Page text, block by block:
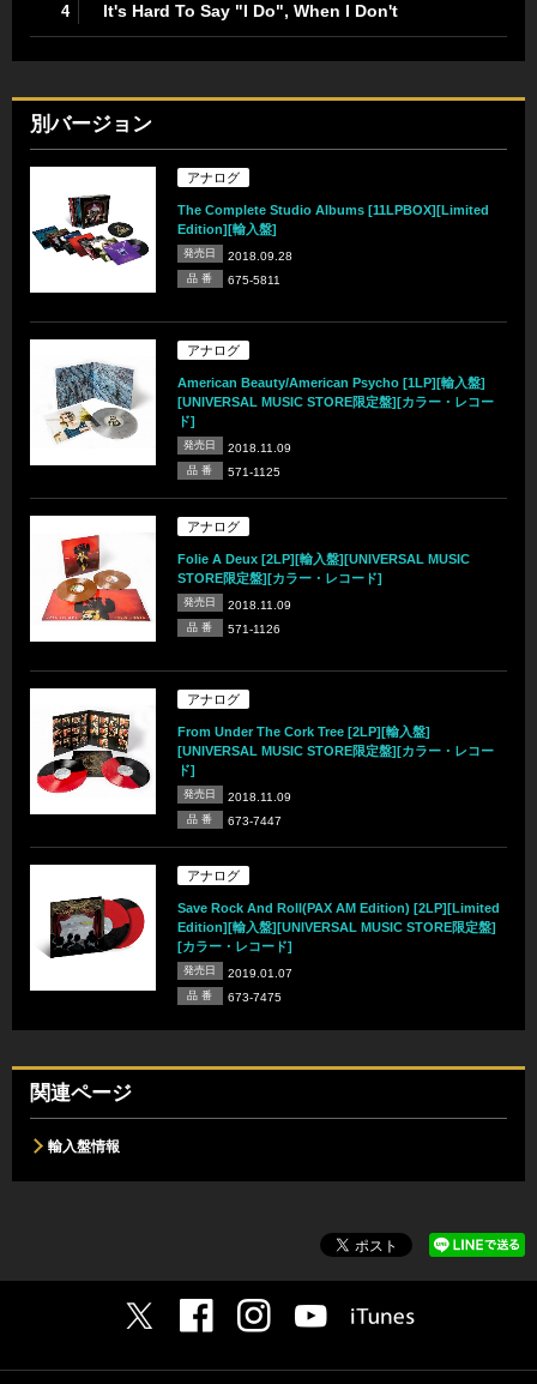
4 It's Hard To Say "I Do", When I Don't
別バージョン
アナログ
The Complete Studio Albums [11LPBOX][Limited
Edition][輸入盤]
発売日 2018.09.28
品 番 675-5811
アナログ
American Beauty/American Psycho [1LP][輸入盤]
[UNIVERSAL MUSIC STORE限定盤][カラー・レコー
ド]
発売日 2018.11.09
品 番 571-1125
アナログ
Folie A Deux [2LP][輸入盤][UNIVERSAL MUSIC
STORE限定盤][カラー・レコード]
発売日 2018.11.09
品 番 571-1126
アナログ
From Under The Cork Tree [2LP][輸入盤]
[UNIVERSAL MUSIC STORE限定盤][カラー・レコー
ド]
発売日 2018.11.09
品 番 673-7447
アナログ
Save Rock And Roll(PAX AM Edition) [2LP][Limited
Edition][輸入盤][UNIVERSAL MUSIC STORE限定盤]
[カラー・レコード]
発売日 2019.01.07
品 番 673-7475
関連ページ
輸入盤情報